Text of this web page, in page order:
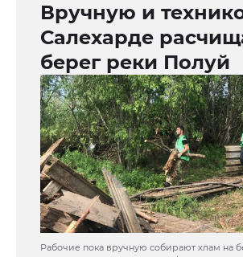
Вручную и
Салехарде
берег реки Полуй
Рабочие пока вручную собирают хлам на